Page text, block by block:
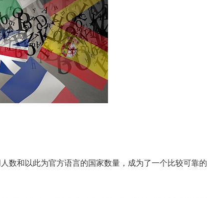
数和以此为官方语言的国家数量，成为了一个比较可靠的